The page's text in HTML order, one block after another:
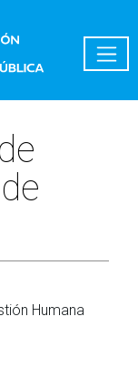
Humana